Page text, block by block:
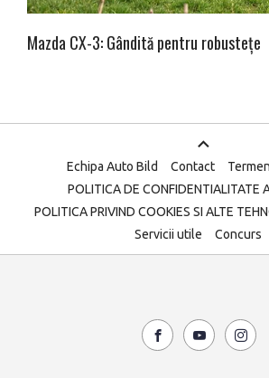
Mazda CX-3: Gândită pentru robustețe
Echipa Auto Bild Contact
POLITICA DE CONFIDENTIALITATE
POLITICA PRIVIND COOKIES SI ALTE
Servicii utile
Concurs